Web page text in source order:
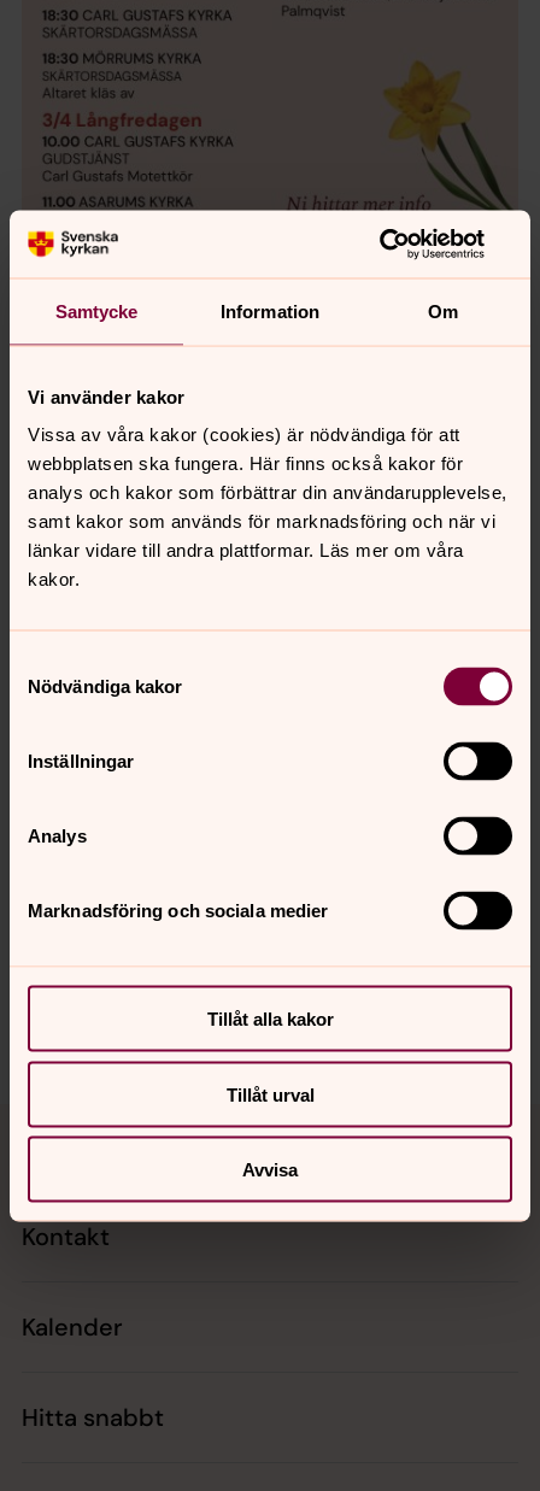
Samtycke Information Om
Vi använder kakor
Vissa av våra kakor (cookies) är nödvändiga för att
webbplatsen ska fungera. Här finns också kakor för
analys och kakor som förbättrar din användarupplevelse,
samt kakor som används för marknadsföring och när vi
länkar vidare till andra plattformar. Läs mer om våra
kakor.
Nödvändiga kakor
Inställningar
Analys
Marknadsföring och sociala medier
Tillåt alla kakor
Tillåt urval
Avvisa
Synpunkter eller frågor på sidans
innehåll?
karlshamn.forsamling@svenskakyrkan.se
Kontakt
Kalender
Hitta snabbt